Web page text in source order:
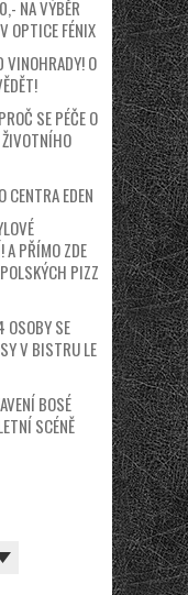
NA VÝBĚR
OPTICE FÉNIX
VINOHRADY! O
SE PÉČE O
CENTRA EDEN
A PŘÍMO ZDE
PIZZ
OSOBY SE
V BISTRU LE
BOSÉ
SCÉNĚ